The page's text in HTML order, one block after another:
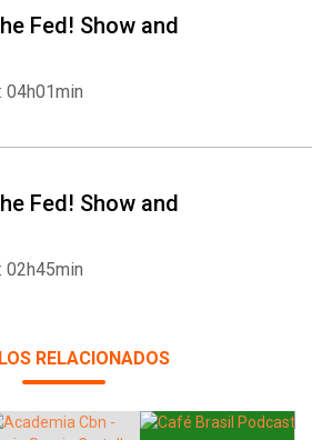
Fed! Show and
04h01min
Fed! Show and
02h45min
RELACIONADOS